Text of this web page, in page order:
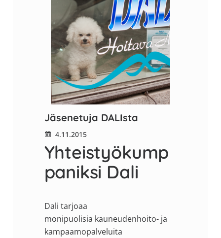
Jäsenetuja DALIsta
4.11.2015
Yhteistyökump
paniksi Dali
Dali tarjoaa
monipuolisia kauneudenhoito- ja
kampaamopalveluita